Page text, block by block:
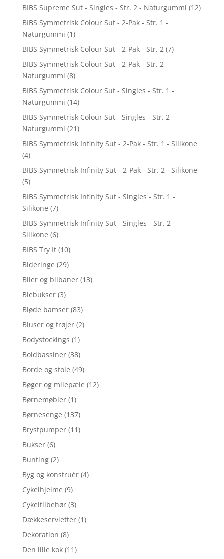
BIBS Supreme Sut - Singles - Str. 2 - Naturgummi (12)
BIBS Symmetrisk Colour Sut - 2-Pak - Str. 1 -
Naturgummi (1)
BIBS Symmetrisk Colour Sut - 2-Pak - Str. 2 (7)
BIBS Symmetrisk Colour Sut - 2-Pak - Str. 2 -
Naturgummi (8)
BIBS Symmetrisk Colour Sut - Singles - Str. 1 -
Naturgummi (14)
BIBS Symmetrisk Colour Sut - Singles - Str. 2 -
Naturgummi (21)
BIBS Symmetrisk Infinity Sut - 2-Pak - Str. 1 - Silikone
(4)
BIBS Symmetrisk Infinity Sut - 2-Pak - Str. 2 - Silikone
(5)
BIBS Symmetrisk Infinity Sut - Singles - Str. 1 -
Silikone (7)
BIBS Symmetrisk Infinity Sut - Singles - Str. 2 -
Silikone (6)
BIBS Try It (10)
Bideringe (29)
Biler og bilbaner (13)
Blebukser (3)
Bløde bamser (83)
Bluser og trøjer (2)
Bodystockings (1)
Boldbassiner (38)
Borde og stole (49)
Bøger og milepæle (12)
Børnemøbler (1)
Børnesenge (137)
Brystpumper (11)
Bukser (6)
Bunting (2)
Byg og konstruér (4)
Cykelhjelme (9)
Cykeltilbehør (3)
Dækkeservietter (1)
Dekoration (8)
Den lille kok (11)